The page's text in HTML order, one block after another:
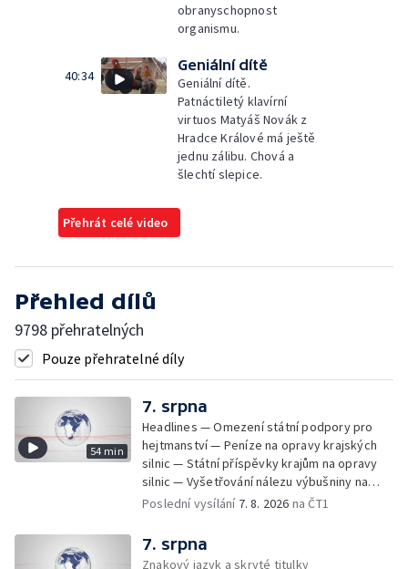
obranyschopnost
organismu.
40:34
Geniální dítě
Geniální dítě.
Patnáctiletý klavírní
virtuos Matyáš Novák z
Hradce Králové má ještě
jednu zálibu. Chová a
šlechtí slepice.
Přehrát celé video
Přehled dílů
9798 přehratelných
Pouze přehratelné díly
54 min
7. srpna
Headlines — Omezení státní podpory pro
hejtmanství — Peníze na opravy krajských
silnic — Státní příspěvky krajům na opravy
silnic — Vyšetřování nálezu výbušniny na
letišti v Lipsku — Pasové kontroly spojů mezi
budovy ve Zlíně — Pohřeb Milana Knížáka —
Obvinění v kauze Správy železnic — Tržby
Poslední vysílání 7. 8. 2026 na ČT1
7. srpna
Znakový jazyk a skryté titulky